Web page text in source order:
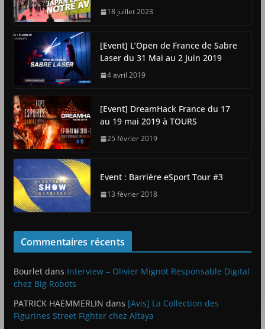
18 juillet 2023
[Event] L’Open de France de Sabre
Laser du 31 Mai au 2 Juin 2019
4 avril 2019
[Event] DreamHack France du 17
au 19 mai 2019 à TOURS
25 février 2019
Event : Barrière eSport Tour #3
13 février 2018
Commentaires récents
Bourletdans Interview – Olivier Mignot Responsable Digital
chez Big Robots
PATRICK HAEMMERLIN dans [Avis] La Collection des
Figurines Street Fighter chez Altaya